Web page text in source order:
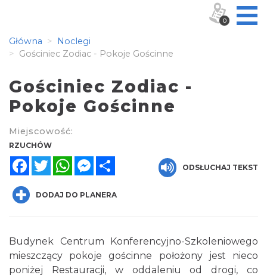
Główna
Noclegi
Gościniec Zodiac - Pokoje Gościnne
Gościniec Zodiac -
Pokoje Gościnne
Miejscowość:
RZUCHÓW
FacebookTwitterWhatsAppMessenger
ODSŁUCHAJ TEKST
DODAJ DO PLANERA
Budynek Centrum Konferencyjno-Szkoleniowego
mieszczący pokoje gościnne położony jest nieco
poniżej Restauracji, w oddaleniu od drogi, co
0